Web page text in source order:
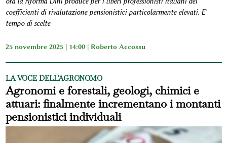
coefficienti di rivalutazione pensionistici particolarmente elevati. E'
tempo di scelte
25 novembre 2025 | 14:00 | Roberto Accossu
LA VOCE DELL'AGRONOMO
Agronomi e forestali, geologi, chimici e
attuari: finalmente incrementano i montanti
pensionistici individuali